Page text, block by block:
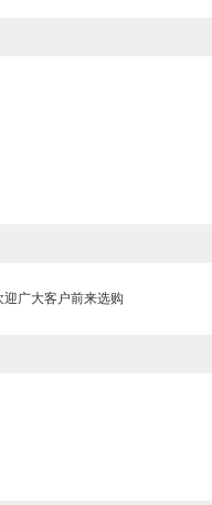
广大客户前来选购